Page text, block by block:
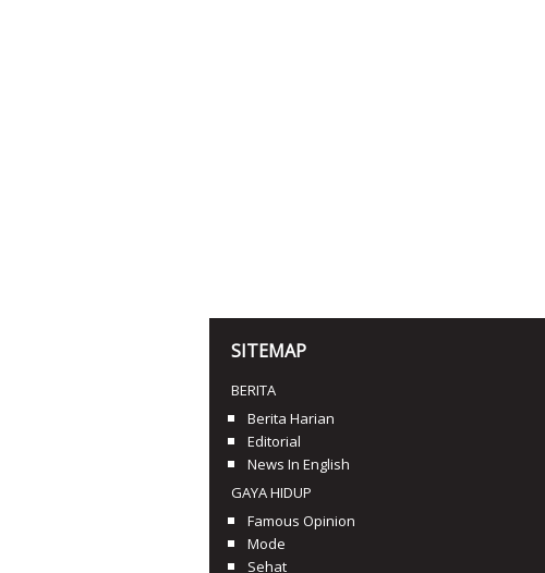
SITEMAP
BERITA
Berita Harian
Editorial
News In English
GAYA HIDUP
Famous Opinion
Mode
Sehat